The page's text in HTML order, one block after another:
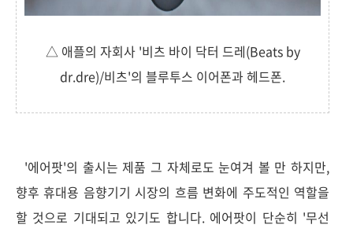
△ 애플의 자회사 '비츠 바이 닥터 드레(Beats by
dr.dre)/비츠'의 블루투스 이어폰과 헤드폰.
'에어팟'의 출시는 제품 그 자체로도 눈여겨 볼 만 하지만,
향후 휴대용 음향기기 시장의 흐름 변화에 주도적인 역할을
할 것으로 기대되고 있기도 합니다. 에어팟이 단순히 '무선